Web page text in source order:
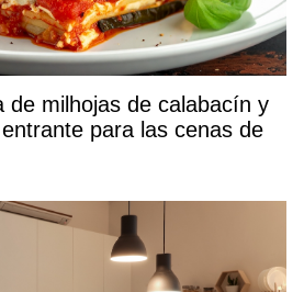
de milhojas de calabacín y
para las cenas de